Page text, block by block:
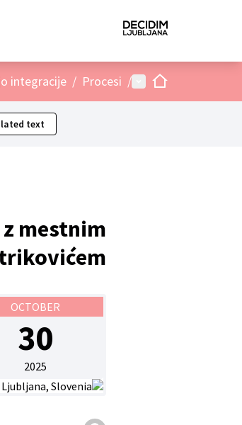
الصفحة الرئيسية
القائمة الرئيسية
/
Procesi
/
integracije
text
mestnim
OCTOBER
30
2025